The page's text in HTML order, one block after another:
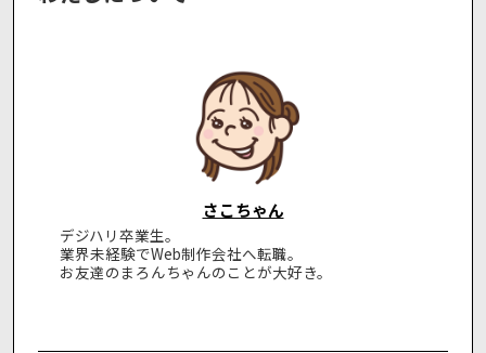
さこちゃん
デジハリ卒業生。
業界未経験でWeb制作会社へ転職。
お友達のまろんちゃんのことが大好き。